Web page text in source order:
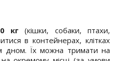
кг (кішки, собаки, птахи,
в контейнерах, клітках
дном. Їх можна тримати на